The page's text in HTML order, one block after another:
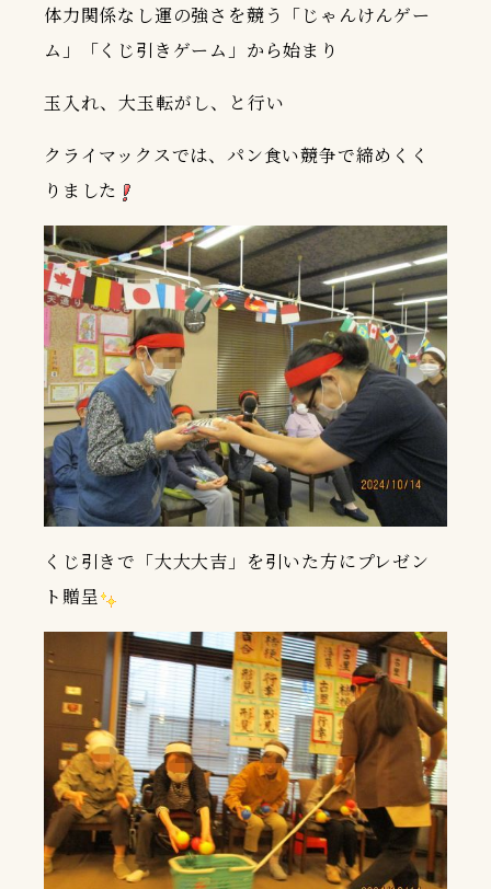
体力関係なし運の強さを競う「じゃんけんゲー
ム」「くじ引きゲーム」から始まり
玉入れ、大玉転がし、と行い
クライマックスでは、パン食い競争で締めくく
りました
くじ引きで「大大大吉」を引いた方にプレゼン
ト贈呈